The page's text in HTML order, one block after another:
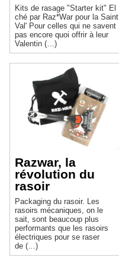
Kits de rasage "Starter kit" El
ché par Raz*War pour la Saint
Val' Pour celles qui ne savent
pas encore quoi offrir à leur
Valentin (…)
Razwar, la
révolution du
rasoir
Packaging du rasoir. Les
rasoirs mécaniques, on le
sait, sont beaucoup plus
performants que les rasoirs
électriques pour se raser
de (…)